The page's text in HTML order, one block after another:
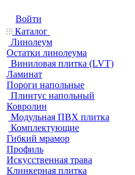
Войти
Каталог
Линолеум
Остатки линолеума
Виниловая плитка (LVT)
Ламинат
Пороги напольные
Плинтус напольный
Ковролин
Модульная ПВХ плитка
Комплектующие
Гибкий мрамор
Профиль
Искусственная трава
Клинкерная плитка